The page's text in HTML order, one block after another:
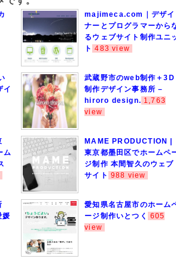
majimeca.com｜デザイ
ナーとプログラマーから
るウェブサイト制作ユニ
ト 483 view
イ
武蔵野市のweb制作＋3D
制作デザイン事務所 –
hiroro design. 1,763
view
ム
MAME PRODUCTION |
東京都墨田区でホームペ
ジ制作 本間智久のウェブ
サイト 988 view
媛
愛知県名古屋市のホーム
ージ制作いとつく 605
view